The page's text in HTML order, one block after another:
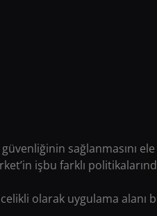
sağlanmasını
işbu farklı
olarak uygulama alanı